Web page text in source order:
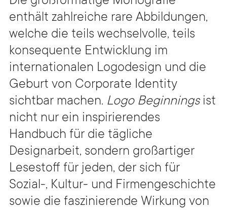
enthält zahlreiche rare Abbildungen,
welche die teils wechselvolle, teils
konsequente Entwicklung im
internationalen Logodesign und die
Geburt von Corporate Identity
sichtbar machen. Logo Beginningsist
nicht nur ein inspirierendes
Handbuch für die tägliche
Designarbeit, sondern großartiger
Lesestoff für jeden, der sich für
Sozial-, Kultur- und Firmengeschichte
sowie die faszinierende Wirkung von